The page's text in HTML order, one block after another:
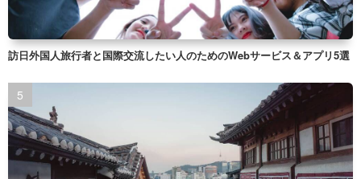
訪日外国人旅行者と国際交流したい人のためのWebサービス＆アプリ5選